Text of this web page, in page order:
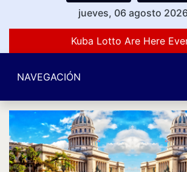
jueves, 06 agosto
Kuba Lotto Are Here
NAVEGACIÓN